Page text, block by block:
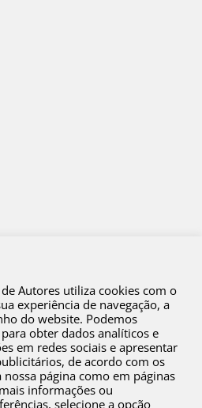
de Corrupção e Infrações Conexas
Autores utiliza cookies com o
experiência de navegação, a
do website. Podemos
obter dados analíticos e
em redes sociais e apresentar
de acordo com os
página como em páginas
informações ou
selecione a opção